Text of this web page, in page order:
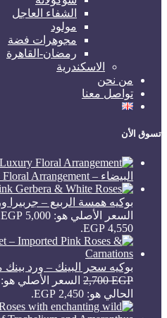
الشفاء العاجل
مولود
مجوهرات فضة
رمضان-القاهرة
الاسكندرية
من نحن
تواصل معنا
تسوق الأن
البيضاء – White Oasis Floral Arrangement
بوكيه همسة الربيع – جربيرا
السعر الأصلي هو: 5,000 EGP.
4,550 EGP.
بوكيه سحر البينك – ورد
2,700EGP السعر الأصلي هو: 2,700 EGP.
الحالي هو: 2,450 EGP.